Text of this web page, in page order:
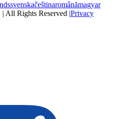
svenskačeštinaromânămagyar
All Rights Reserved |Privacy